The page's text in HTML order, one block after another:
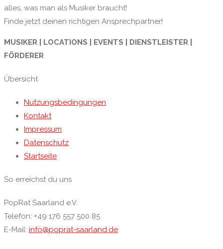
alles, was man als Musiker braucht!
Finde jetzt deinen richtigen Ansprechpartner!
MUSIKER | LOCATIONS | EVENTS | DIENSTLEISTER |
FÖRDERER
Übersicht
Nutzungsbedingungen
Kontakt
Impressum
Datenschutz
Startseite
So erreichst du uns
PopRat Saarland e.V.
Telefon: +49 176 557 500 85
E-Mail: info@poprat-saarland.de